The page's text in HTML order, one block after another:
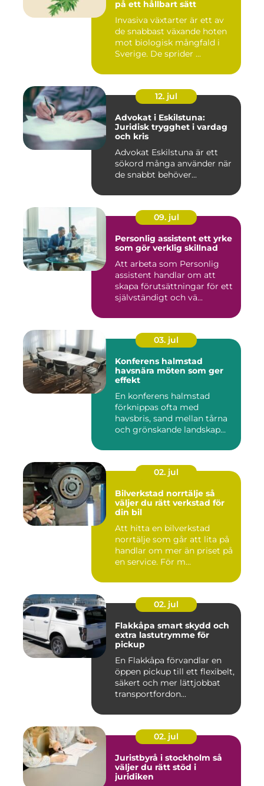
på ett hållbart sätt
Invasiva växtarter är ett av
de snabbast växande hoten
mot biologisk mångfald i
Sverige. De sprider ...
12. jul
Advokat i Eskilstuna:
Juridisk trygghet i vardag
och kris
Advokat Eskilstuna är ett
sökord många använder när
de snabbt behöver...
09. jul
Personlig assistent ett yrke
som gör verklig skillnad
Att arbeta som Personlig
assistent handlar om att
skapa förutsättningar för ett
självständigt och vä...
03. jul
Konferens halmstad
havsnära möten som ger
effekt
En konferens halmstad
förknippas ofta med
havsbris, sand mellan tårna
och grönskande landskap
02. jul
Bilverkstad norrtälje så
väljer du rätt verkstad för
din bil
Att hitta en bilverkstad
norrtälje som går att lita på
handlar om mer än priset på
en service. För m...
02. jul
Flakkåpa smart skydd och
extra lastutrymme för
pickup
En Flakkåpa förvandlar en
öppen pickup till ett flexibelt,
säkert och mer lättjobbat
transportfordon...
02. jul
Juristbyrå i stockholm så
väljer du rätt stöd i
juridiken